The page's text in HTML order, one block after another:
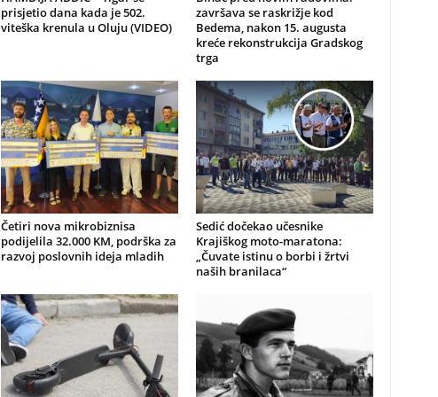
prisjetio dana kada je 502.
viteška krenula u Oluju (VIDEO)
završava se raskrižje kod
Bedema, nakon 15. augusta
kreće rekonstrukcija Gradskog
trga
Četiri nova mikrobiznisa
podijelila 32.000 KM, podrška za
razvoj poslovnih ideja mladih
Sedić dočekao učesnike
Krajiškog moto-maratona:
„Čuvate istinu o borbi i žrtvi
naših branilaca“